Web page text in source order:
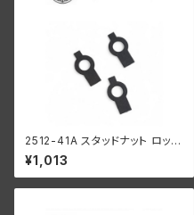
2512-41A スタッドナット ロック
ワッシャー 3個入
¥1,013